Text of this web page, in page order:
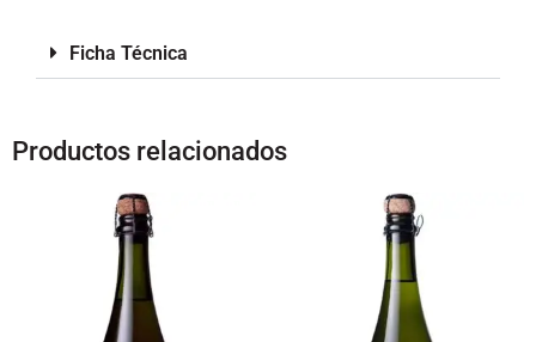
Ficha Técnica
Productos relacionados